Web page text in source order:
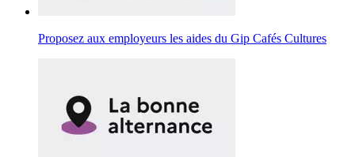
Proposez aux employeurs les aides du Gip Cafés Cultures